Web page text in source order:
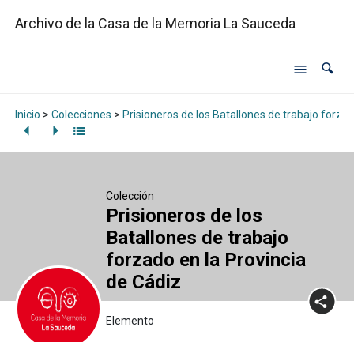
Archivo de la Casa de la Memoria La Sauceda
Inicio > Colecciones > Prisioneros de los Batallones de trabajo
Colección
Prisioneros de los
Batallones de trabajo
forzado en la Provincia
de Cádiz
Elemento